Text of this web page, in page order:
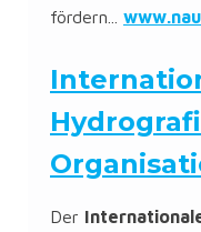
fördern...
Der